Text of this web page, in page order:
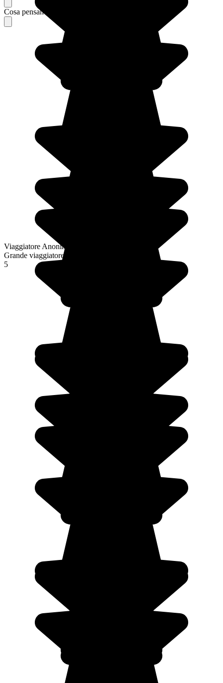
Cosa pensano i nostri viaggiatori del loro soggiorno
Viaggiatore Anonimo
Grande viaggiatore
5